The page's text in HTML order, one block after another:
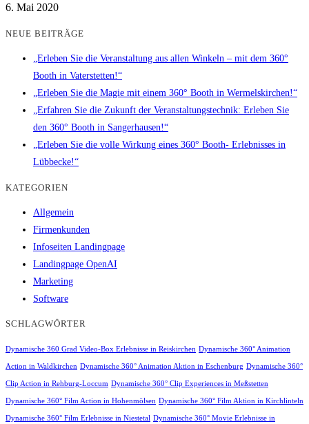
6. Mai 2020
NEUE BEITRÄGE
„Erleben Sie die Veranstaltung aus allen Winkeln – mit dem 360°
Booth in Vaterstetten!“
„Erleben Sie die Magie mit einem 360° Booth in Wermelskirchen!“
„Erfahren Sie die Zukunft der Veranstaltungstechnik: Erleben Sie
den 360° Booth in Sangerhausen!“
„Erleben Sie die volle Wirkung eines 360° Booth- Erlebnisses in
Lübbecke!“
KATEGORIEN
Allgemein
Firmenkunden
Infoseiten Landingpage
Landingpage OpenAI
Marketing
Software
SCHLAGWÖRTER
Dynamische 360 Grad Video-Box Erlebnisse in Reiskirchen Dynamische 360° Animation
Action in Waldkirchen Dynamische 360° Animation Aktion in Eschenburg Dynamische 360°
Clip Action in Rehburg-Loccum Dynamische 360° Clip Experiences in Meßstetten
Dynamische 360° Film Action in Hohenmölsen Dynamische 360° Film Aktion in Kirchlinteln
Dynamische 360° Film Erlebnisse in Niestetal Dynamische 360° Movie Erlebnisse in